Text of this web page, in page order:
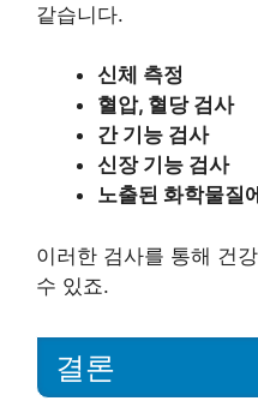
같습니다.
신체 측정
혈압, 혈당 검사
간 기능 검사
신장 기능 검사
노출된 화학물질
이러한 검사를 통해 건
수 있죠.
결론